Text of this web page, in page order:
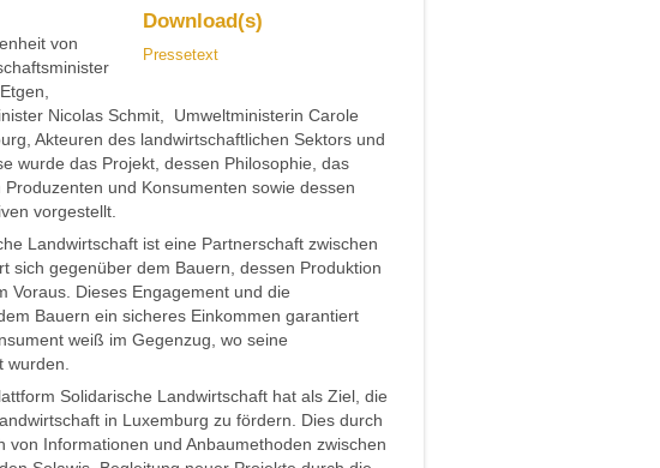
Download(s)
Pressetext
von
Nicolas Schmit, Umweltministerin Carole
Akteuren des landwirtschaftlichen Sektors und
wurde das Projekt, dessen Philosophie, das
Produzenten und Konsumenten sowie dessen
vorgestellt.
Landwirtschaft ist eine Partnerschaft zwischen
sich gegenüber dem Bauern, dessen Produktion
Voraus. Dieses Engagement und die
Bauern ein sicheres Einkommen garantiert
weiß im Gegenzug, wo seine
Solidarische Landwirtschaft hat als Ziel, die
in Luxemburg zu fördern. Dies durch
von Informationen und Anbaumethoden zwischen